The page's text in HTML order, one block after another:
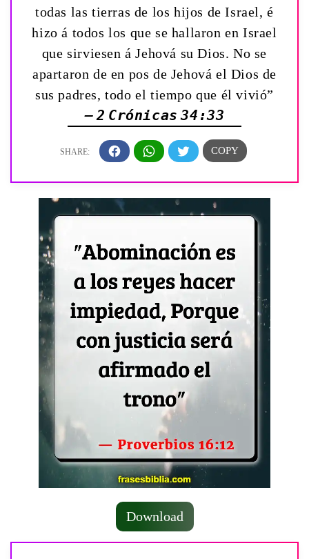
todas las tierras de los hijos de Israel, é
hizo á todos los que se hallaron en Israel
que sirviesen á Jehová su Dios. No se
apartaron de en pos de Jehová el Dios de
sus padres, todo el tiempo que él vivió”
— 2 Crónicas 34:33
Download